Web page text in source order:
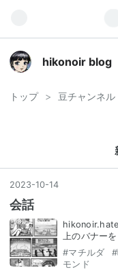
hikonoir blog
トップ > 豆チャンネル
2023-10-14
会話
上のバナー
#マチルダ #
モンド